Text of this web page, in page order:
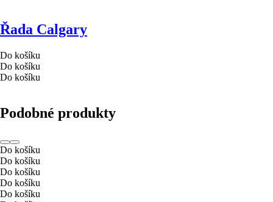
Řada Calgary
Do košíku
Do košíku
Do košíku
Podobné produkty
Do košíku
Do košíku
Do košíku
Do košíku
Do košíku